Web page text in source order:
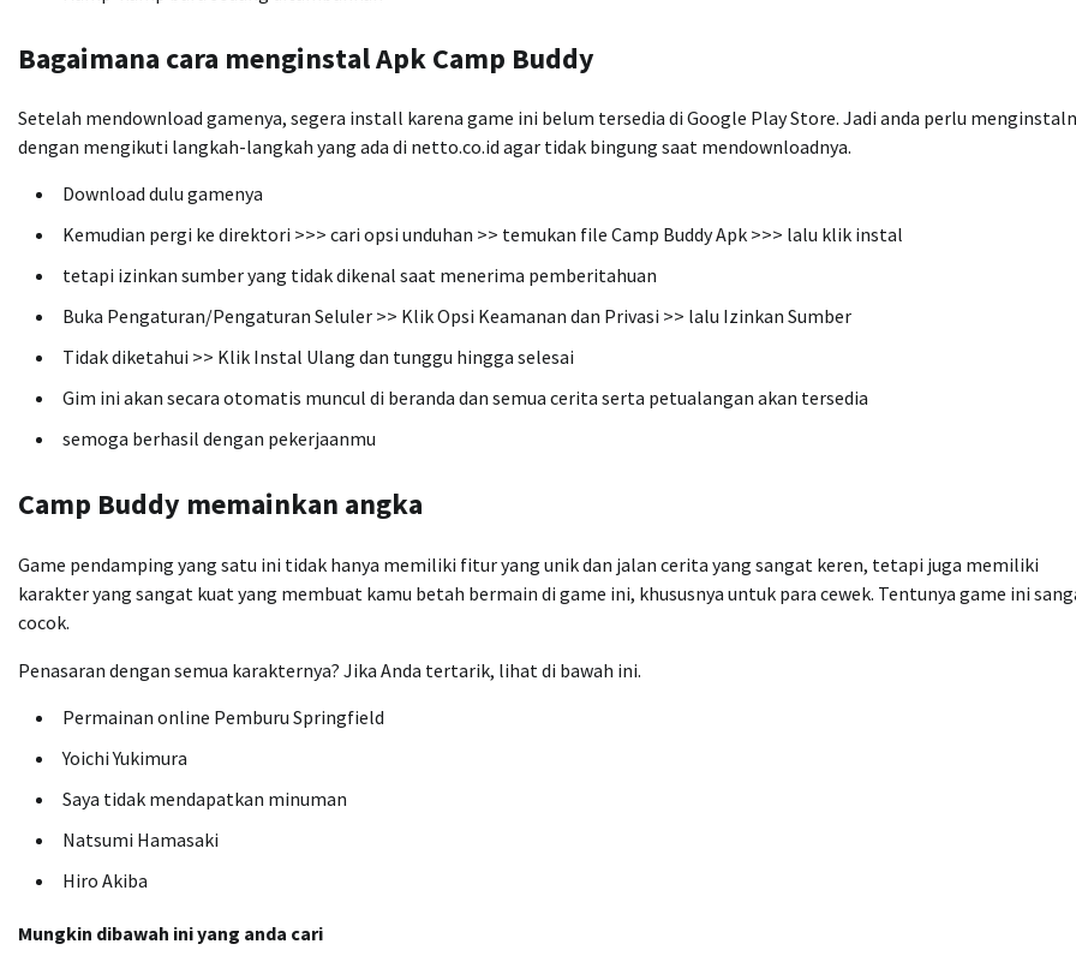
Bagaimana cara menginstal Apk Camp Buddy
Setelah mendownload gamenya, segera install karena game ini belum tersedia di Google Play Store. Jadi anda perlu
dengan mengikuti langkah-langkah yang ada di netto.co.id agar tidak bingung saat mendownloadnya.
Download dulu gamenya
Kemudian pergi ke direktori >>> cari opsi unduhan >> temukan file Camp Buddy Apk >>> lalu klik instal
tetapi izinkan sumber yang tidak dikenal saat menerima pemberitahuan
Buka Pengaturan/Pengaturan Seluler >> Klik Opsi Keamanan dan Privasi >> lalu Izinkan Sumber
Tidak diketahui >> Klik Instal Ulang dan tunggu hingga selesai
Gim ini akan secara otomatis muncul di beranda dan semua cerita serta petualangan akan tersedia
semoga berhasil dengan pekerjaanmu
Camp Buddy memainkan angka
Game pendamping yang satu ini tidak hanya memiliki fitur yang unik dan jalan cerita yang sangat keren, tetapi juga memiliki
karakter yang sangat kuat yang membuat kamu betah bermain di game ini, khususnya untuk para cewek. Tentunya game ini
cocok.
Penasaran dengan semua karakternya? Jika Anda tertarik, lihat di bawah ini.
Permainan online Pemburu Springfield
Yoichi Yukimura
Saya tidak mendapatkan minuman
Natsumi Hamasaki
Hiro Akiba
Mungkin dibawah ini yang anda cari